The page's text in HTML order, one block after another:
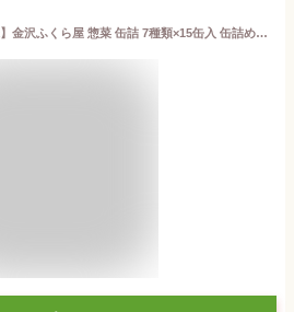
【創業100年老舗の味】金沢ふくら屋 惣菜 缶詰 7種類×15缶入 缶詰め 缶詰詰め 長期保存 おかず 非常食 保存食 賞味期限3年 常温 ギフト お惣菜 ふくら印 味の匠Ａ 非常食 ギフト 備蓄品 セット おかず